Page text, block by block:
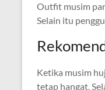
Outfit musim
Selain itu
Ketika musim
tetap hangat.